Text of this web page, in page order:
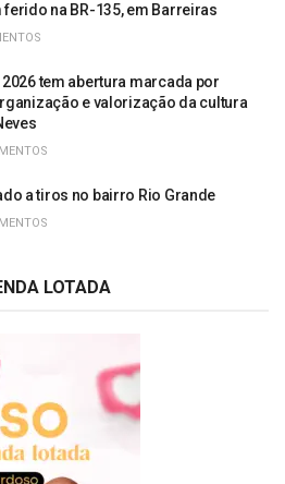
na BR-135, em Barreiras
2026 tem abertura marcada por
e valorização da cultura
a tiros no bairro Rio Grande
LOTADA